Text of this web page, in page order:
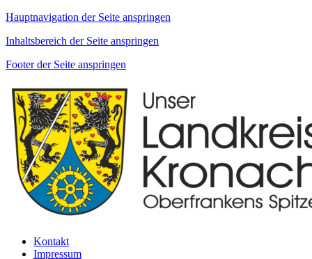
Hauptnavigation der Seite anspringen
Inhaltsbereich der Seite anspringen
Footer der Seite anspringen
Kontakt
Impressum